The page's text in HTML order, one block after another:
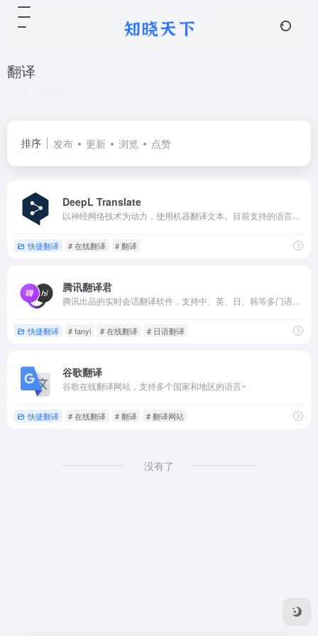
翻译
排序 发布 更新 浏览 点赞
DeepL Translate
快捷翻译 # 在线翻译 # 翻译
腾讯翻译君
快捷翻译 # fanyi # 在线翻译 # 日语翻译
谷歌翻译
谷歌在线翻译网站，支持多个国家和地区的语言~
快捷翻译 # 在线翻译 # 翻译 # 翻译网站
没有了